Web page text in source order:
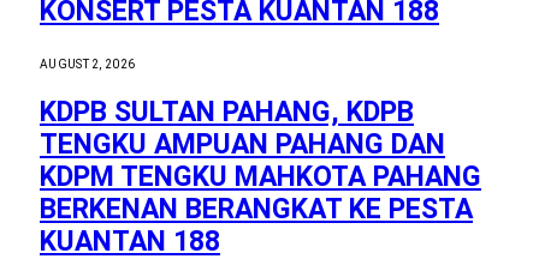
KONSERT PESTA KUANTAN 188
AUGUST 2, 2026
KDPB SULTAN PAHANG, KDPB
TENGKU AMPUAN PAHANG DAN
KDPM TENGKU MAHKOTA PAHANG
BERKENAN BERANGKAT KE PESTA
KUANTAN 188